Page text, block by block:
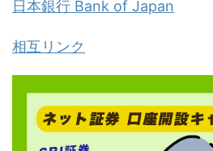
日本銀行 Bank of Japan
相互リンク